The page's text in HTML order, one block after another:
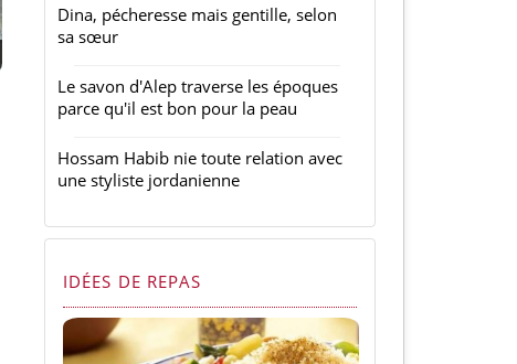
Dina, pécheresse mais gentille, selon
sa sœur
Le savon d'Alep traverse les époques
parce qu'il est bon pour la peau
Hossam Habib nie toute relation avec
une styliste jordanienne
IDÉES DE REPAS